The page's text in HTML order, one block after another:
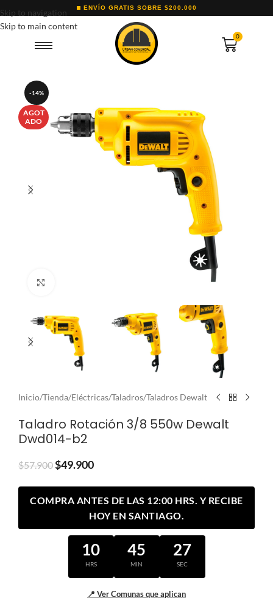
Skip to navigation
Skip to main content
ENVÍO GRATIS SOBRE $200.000
0
-14%
AGOT
ADO
Inicio/Tienda/Eléctricas/Taladros/Taladros Dewalt
Taladro Rotación 3/8 550w Dewalt
Dwd014-b2
$57.900$49.900
COMPRA ANTES DE LAS 12:00 HRS. Y RECIBE
HOY EN SANTIAGO.
10
HRS
45
MIN
27
SEC
📍 Ver Comunas que aplican